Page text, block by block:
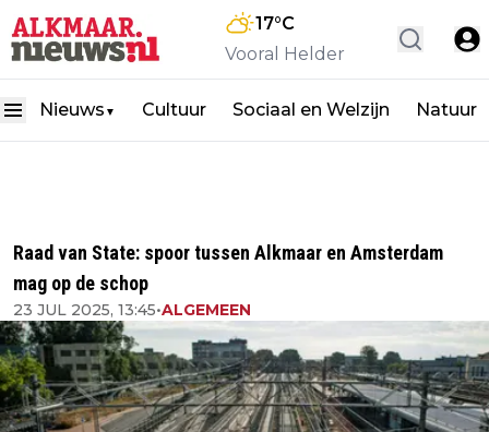
17°C
Vooral Helder
Nieuws ▼ Cultuur Sociaal en Welzijn Natuur
Raad van State: spoor tussen Alkmaar en Amsterdam
mag op de schop
23 JUL 2025, 13:45•ALGEMEEN